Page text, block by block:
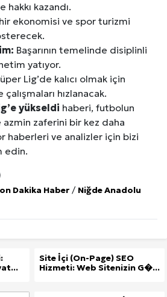
kazandı.
ekonomisi ve spor turizmi
Başarının temelinde disiplinli
yatıyor.
Lig’de kalıcı olmak için
hızlanacak.
yükseldi haberi, futbolun
zaferini bir kez daha
haberleri ve analizler için bizi
edin.
Dakika Haber / Niğde Anadolu
Site İçi (On-Page) SEO
Hizmeti: Web Sitenizin G�...